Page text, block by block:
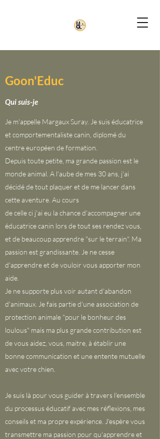
Goon'Educ
Qui suis-je
Je m'appelle Margaux Suray. Je suis éducatrice
et comportementaliste canin, diplomé du
centre européen de formation.
Depuis toute petite, ma grande passion est le
monde animal. A l'aube de mes 30 ans, j'ai
décidé de tout plaquer et de me lancer dans
cette aventure. Au cours
de celle ci j'ai eu la chance d'accompagner une
éducatrice canin lors de tout ses rendez vous,
et de beaucoup apprendre "sur le terrain". Ma
passion est grandissante. Je ne cesse
d'apprendre et de vouloir vous apporter mon
aide.
Je ne supporte plus voir autant d'abandon
d'animaux. Je fais partie d'une association de
protection animale "pour le bonheur des
loulous" mais ma plus grande contribution est
de vous aidez, vous, maitre, à établir une
bonne communication et une entente mutuelle
avec votre chien.
Je suis là pour vous guider à travers l'ensemble
du processus éducatif avec mes réflexions, mes
conseils et ma propre expérience. J'espère vous
transmettre ma passion pour qu'apprendre et